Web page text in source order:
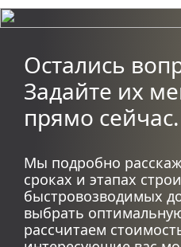
Остались
Задайте их
прямо сейчас.
Мы подробно
сроках и этапах
быстровозводимых
выбрать
рассчитаем